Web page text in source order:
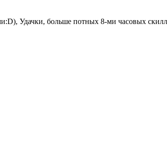
Удачки, больше потных 8-ми часовых